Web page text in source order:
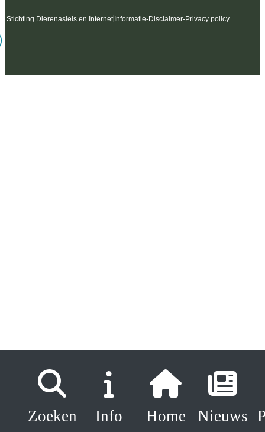
Zoeken Info Home Nieuws
Stichting Dierenasiels en Internet Informatie-Disclaimer-Privacy policy